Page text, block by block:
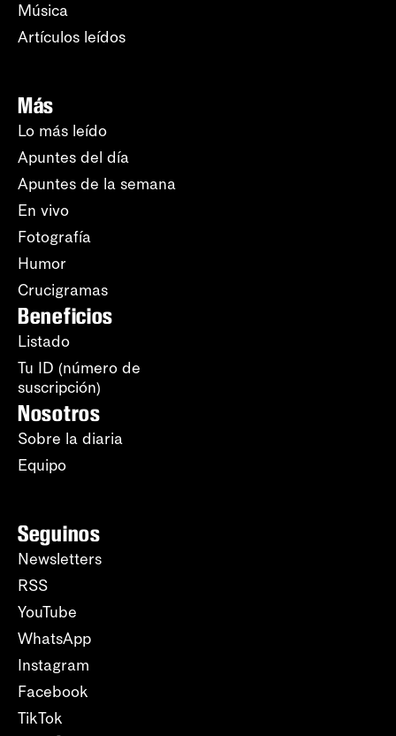
Música
Artículos leídos
Más
Lo más leído
Apuntes del día
Apuntes de la semana
En vivo
Fotografía
Humor
Crucigramas
Beneficios
Listado
Tu ID (número de
suscripción)
Nosotros
Sobre la diaria
Equipo
Seguinos
Newsletters
RSS
YouTube
WhatsApp
Instagram
Facebook
TikTok